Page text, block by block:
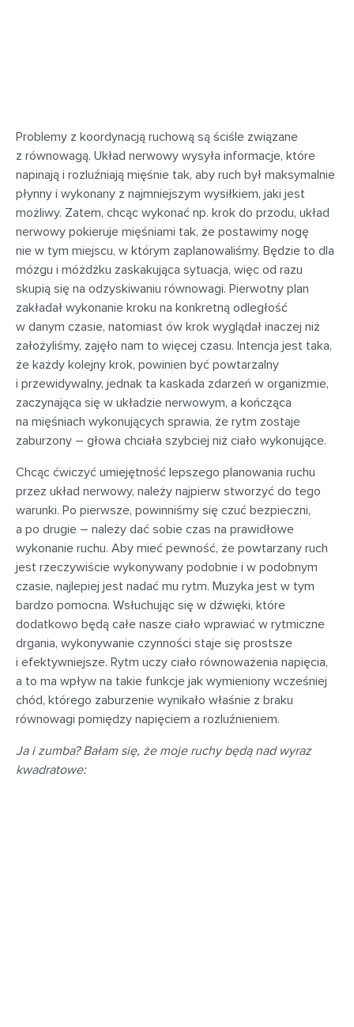
Problemy z koordynacją ruchową są ściśle związane
z równowagą. Układ nerwowy wysyła informacje, które
napinają i rozluźniają mięśnie tak, aby ruch był maksymalnie
płynny i wykonany z najmniejszym wysiłkiem, jaki jest
możliwy. Zatem, chcąc wykonać np. krok do przodu, układ
nerwowy pokieruje mięśniami tak, że postawimy nogę
nie w tym miejscu, w którym zaplanowaliśmy. Będzie to dla
mózgu i móżdżku zaskakująca sytuacja, więc od razu
skupią się na odzyskiwaniu równowagi. Pierwotny plan
zakładał wykonanie kroku na konkretną odległość
w danym czasie, natomiast ów krok wyglądał inaczej niż
założyliśmy, zajęło nam to więcej czasu. Intencja jest taka,
że każdy kolejny krok, powinien być powtarzalny
i przewidywalny, jednak ta kaskada zdarzeń w organizmie,
zaczynająca się w układzie nerwowym, a kończąca
na mięśniach wykonujących sprawia, że rytm zostaje
zaburzony – głowa chciała szybciej niż ciało wykonujące.
Chcąc ćwiczyć umiejętność lepszego planowania ruchu
przez układ nerwowy, należy najpierw stworzyć do tego
warunki. Po pierwsze, powinniśmy się czuć bezpieczni,
a po drugie – należy dać sobie czas na prawidłowe
wykonanie ruchu. Aby mieć pewność, że powtarzany ruch
jest rzeczywiście wykonywany podobnie i w podobnym
czasie, najlepiej jest nadać mu rytm. Muzyka jest w tym
bardzo pomocna. Wsłuchując się w dźwięki, które
dodatkowo będą całe nasze ciało wprawiać w rytmiczne
drgania, wykonywanie czynności staje się prostsze
i efektywniejsze. Rytm uczy ciało równoważenia napięcia,
a to ma wpływ na takie funkcje jak wymieniony wcześniej
chód, którego zaburzenie wynikało właśnie z braku
równowagi pomiędzy napięciem a rozluźnieniem.
Ja i zumba? Bałam się, że moje ruchy będą nad wyraz
kwadratowe: